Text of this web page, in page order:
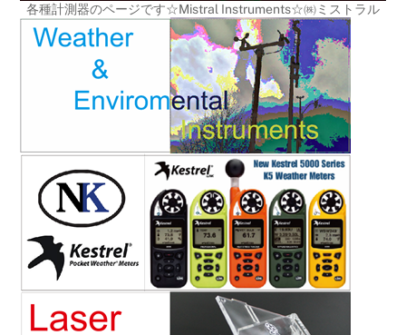
各種計測器のページです☆Mistral Instruments☆㈱ミストラル